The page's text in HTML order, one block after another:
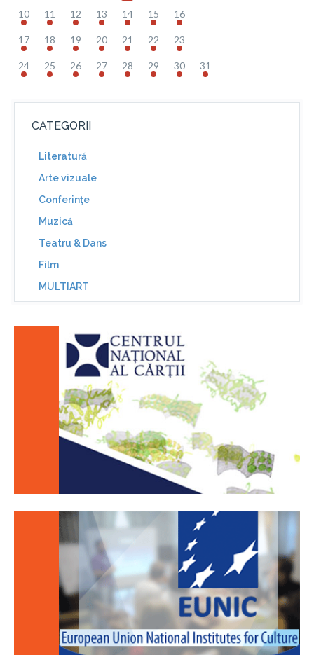
10 11 12 13 14 15 16
17 18 19 20 21 22 23
24 25 26 27 28 29 30 31
CATEGORII
Literatură
Arte vizuale
Conferinţe
Muzică
Teatru & Dans
Film
MULTIART